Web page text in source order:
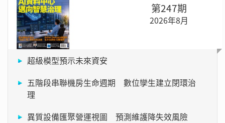
第247期
2026年8月
超級模型預示未來資安
五階段串聯機房生命週期 數位孿生建立閉環治
理
異質設備匯聚營運視圖 預測維護降失效風險